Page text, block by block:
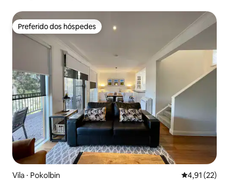
Preferido dos hóspedes
Preferido dos hóspedes
Vila ⋅ Pokolbin 4,91 de uma
4,91 (22)